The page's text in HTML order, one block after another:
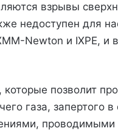
взрывы
недоступен для
Newton и IXPE,
позволит
газа, запертого